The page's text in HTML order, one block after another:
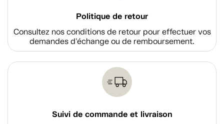
Politique de retour
Consultez nos conditions de retour pour effectuer vos
demandes d'échange ou de remboursement.
Suivi de commande et livraison